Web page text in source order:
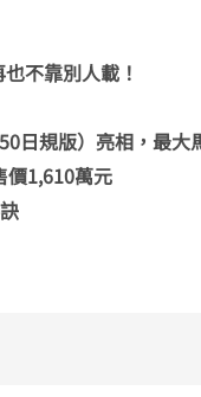
不靠別人載！
日規版）亮相，最大
價1,610萬元